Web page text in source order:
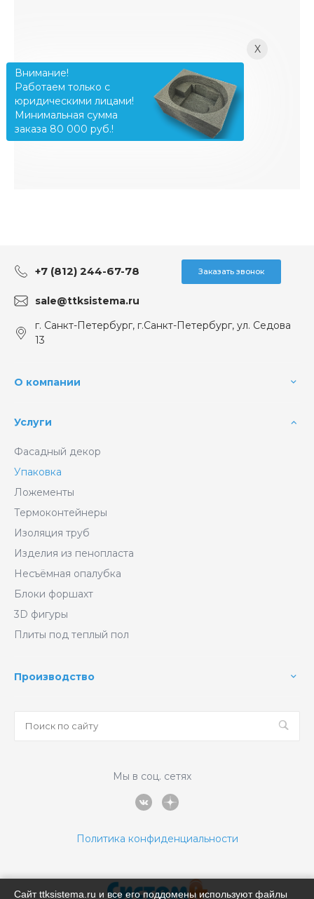
+7 (812) 244-67-78 Заказать звонок
sale@ttksistema.ru
г. Санкт-Петербург, г.Санкт-Петербург, ул. Седова
13
О компании
Услуги
Фасадный декор
Упаковка
Ложементы
Термоконтейнеры
Изоляция труб
Изделия из пенопласта
Несъёмная опалубка
Блоки форшахт
3D фигуры
Плиты под теплый пол
Производство
Мы в соц. сетях
Политика конфиденциальности
X
Внимание!
Работаем только с
юридическими лицами!
Минимальная сумма
заказа 80 000 руб.!
Сайт ttksistema.ru и все его поддомены используют файлы